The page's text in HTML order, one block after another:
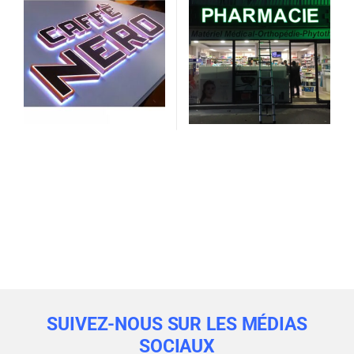
SUIVEZ-NOUS SUR LES MÉDIAS
SOCIAUX